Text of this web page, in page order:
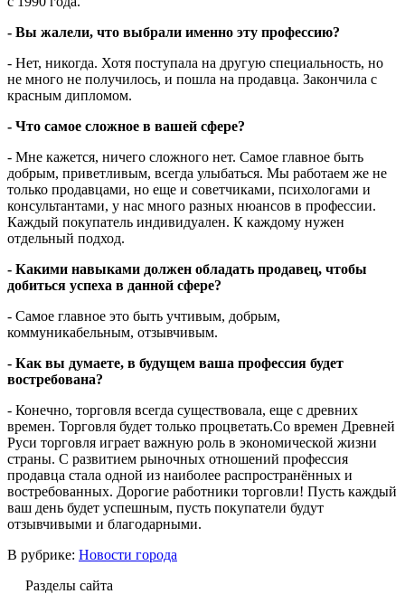
- Вы жалели, что выбрали именно эту профессию?
- Нет, никогда. Хотя поступала на другую специальность, но
не много не получилось, и пошла на продавца. Закончила с
красным дипломом.
- Что самое сложное в вашей сфере?
- Мне кажется, ничего сложного нет. Самое главное быть
добрым, приветливым, всегда улыбаться. Мы работаем же не
только продавцами, но еще и советчиками, психологами и
консультантами, у нас много разных нюансов в профессии.
Каждый покупатель индивидуален. К каждому нужен
отдельный подход.
- Какими навыками должен обладать продавец, чтобы
добиться успеха в данной сфере?
- Самое главное это быть учтивым, добрым,
коммуникабельным, отзывчивым.
- Как вы думаете, в будущем ваша профессия будет
востребована?
- Конечно, торговля всегда существовала, еще с древних
времен. Торговля будет только процветать.Со времен Древней
Руси торговля играет важную роль в экономической жизни
страны. С развитием рыночных отношений профессия
продавца стала одной из наиболее распространённых и
востребованных. Дорогие работники торговли! Пусть каждый
ваш день будет успешным, пусть покупатели будут
отзывчивыми и благодарными.
В рубрике: Новости города
Разделы сайта